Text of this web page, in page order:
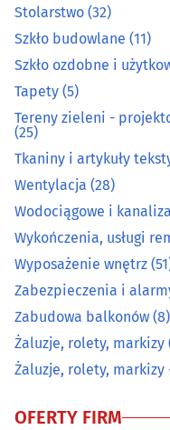
Meble kuchenne
Meble na wymiar(54)
Obrazy, ramy(6)
Ogrodnicze artykuły i
Ogrzewanie i techniki
Opał
Osuszanie i
Oświetlenie(18)
Stolarstwo (32)
Szkło budowlane (11)
Szkło ozdobne i
Tapety (5)
Tereny zieleni -
(25)
Tkaniny i artykuły
Wentylacja (28)
Wodociągowe i
Wykończenia, usługi
Wyposażenie wnętrz
Zabezpieczenia i
Zabudowa balkonów (8)
Żaluzje, rolety, markizy
Żaluzje, rolety,
OFERTY FIRM